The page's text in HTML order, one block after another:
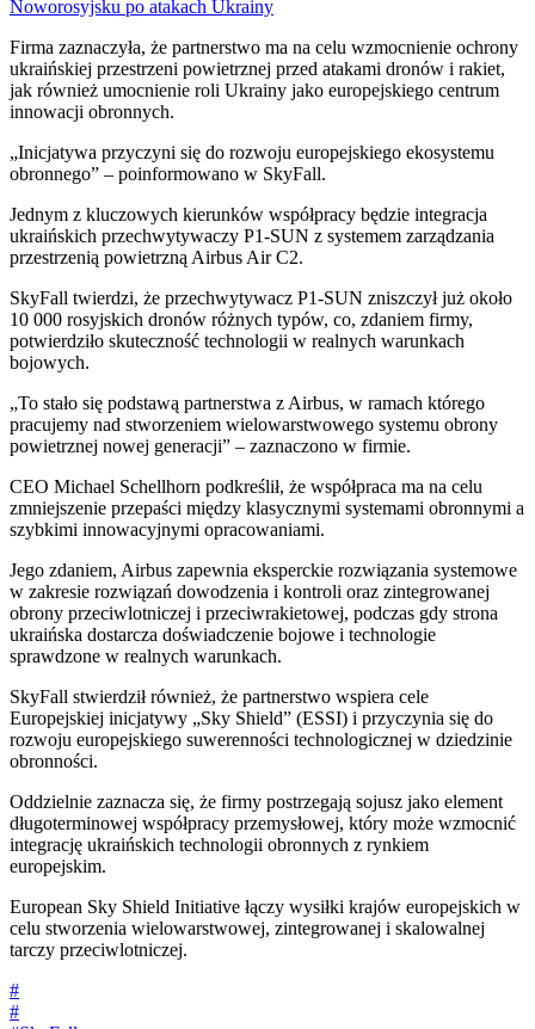
Noworosyjsku po atakach Ukrainy
Firma zaznaczyła, że partnerstwo ma na celu wzmocnienie ochrony
ukraińskiej przestrzeni powietrznej przed atakami dronów i rakiet,
jak również umocnienie roli Ukrainy jako europejskiego centrum
innowacji obronnych.
„Inicjatywa przyczyni się do rozwoju europejskiego ekosystemu
obronnego” – poinformowano w SkyFall.
Jednym z kluczowych kierunków współpracy będzie integracja
ukraińskich przechwytywaczy P1-SUN z systemem zarządzania
przestrzenią powietrzną Airbus Air C2.
SkyFall twierdzi, że przechwytywacz P1-SUN zniszczył już około
10 000 rosyjskich dronów różnych typów, co, zdaniem firmy,
potwierdziło skuteczność technologii w realnych warunkach
bojowych.
„To stało się podstawą partnerstwa z Airbus, w ramach którego
pracujemy nad stworzeniem wielowarstwowego systemu obrony
powietrznej nowej generacji” – zaznaczono w firmie.
CEO Michael Schellhorn podkreślił, że współpraca ma na celu
zmniejszenie przepaści między klasycznymi systemami obronnymi a
szybkimi innowacyjnymi opracowaniami.
Jego zdaniem, Airbus zapewnia eksperckie rozwiązania systemowe
w zakresie rozwiązań dowodzenia i kontroli oraz zintegrowanej
obrony przeciwlotniczej i przeciwrakietowej, podczas gdy strona
ukraińska dostarcza doświadczenie bojowe i technologie
sprawdzone w realnych warunkach.
SkyFall stwierdził również, że partnerstwo wspiera cele
Europejskiej inicjatywy „Sky Shield” (ESSI) i przyczynia się do
rozwoju europejskiego suwerenności technologicznej w dziedzinie
obronności.
Oddzielnie zaznacza się, że firmy postrzegają sojusz jako element
długoterminowej współpracy przemysłowej, który może wzmocnić
integrację ukraińskich technologii obronnych z rynkiem
europejskim.
European Sky Shield Initiative łączy wysiłki krajów europejskich w
celu stworzenia wielowarstwowej, zintegrowanej i skalowalnej
tarczy przeciwlotniczej.
#
#